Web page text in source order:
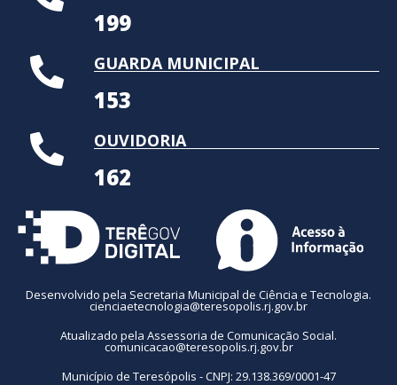
199
GUARDA MUNICIPAL
153
OUVIDORIA
162
Desenvolvido pela Secretaria Municipal de Ciência e Tecnologia.
cienciaetecnologia@teresopolis.rj.gov.br
Atualizado pela Assessoria de Comunicação Social.
comunicacao@teresopolis.rj.gov.br
Município de Teresópolis - CNPJ: 29.138.369/0001-47